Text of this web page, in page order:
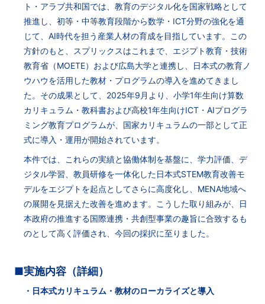
ト・アラブ共和国では、教育のデジタル化を国家戦略として
推進し、初等・中等教育段階から数学・ICT分野の強化を通
じて、AI時代を担う産業人材の育成を目指しています。この
方針のもと、スプリックスはこれまで、エジプト教育・技術
教育省（MOETE）および広島大学と連携し、日本式の教育ノ
ウハウを活用した教材・プログラムの導入を進めてきまし
た。その成果として、2025年9月より、小学1年生向け算数
カリキュラム・教科書および高校1年生向けICT・AIプログラ
ミング教育プログラムが、国家カリキュラムの一部として正
式に導入・運用が開始されています。
本件では、これらの実績と協働体制を基盤に、学力評価、デ
ジタル学習、教員研修を一体化した日本式STEM教育改善モ
デルをエジプトを起点としてさらに高度化し、MENA地域へ
の展開を見据えた改善を進めます。こうした取り組みが、日
本政府の推進する国際連携・共創型事業の趣旨に合致するも
のとして高く評価され、今回の採択に至りました。
■実施内容（詳細）
・日本式カリキュラム・教材のローカライズと導入